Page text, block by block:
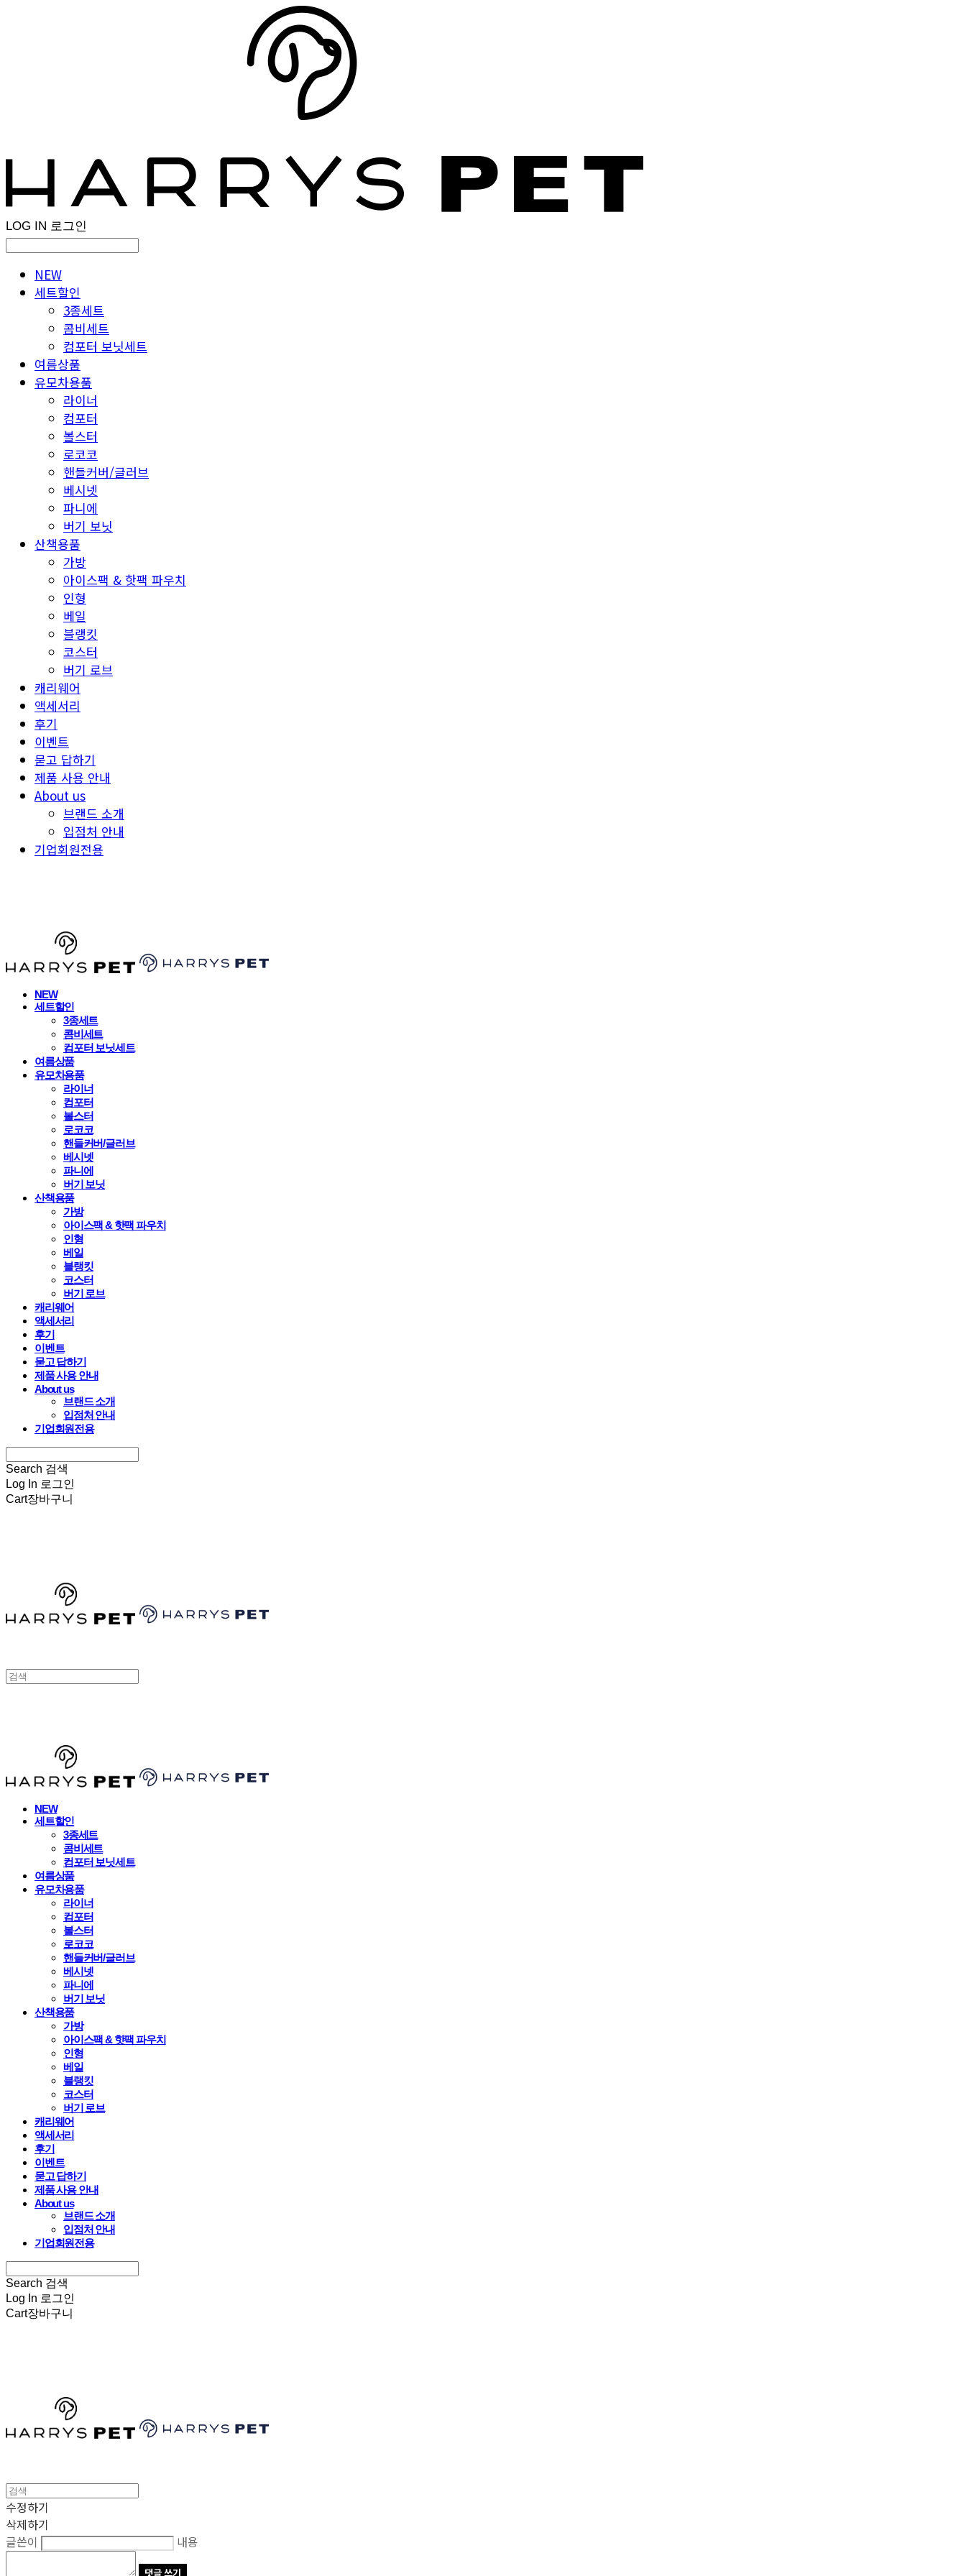
LOG IN 로그인
NEW
세트할인
3종세트
콤비세트
컴포터 보닛세트
여름상품
유모차용품
라이너
컴포터
볼스터
로코코
핸들커버/글러브
베시넷
파니에
버기 보닛
산책용품
가방
아이스팩 & 핫팩 파우치
인형
베일
블랭킷
코스터
버기 로브
캐리웨어
액세서리
후기
이벤트
묻고 답하기
제품 사용 안내
About us
브랜드 소개
입점처 안내
기업회원전용
NEW
세트할인
3종세트
콤비세트
컴포터 보닛세트
여름상품
유모차용품
라이너
컴포터
볼스터
로코코
핸들커버/글러브
베시넷
파니에
버기 보닛
산책용품
가방
아이스팩 & 핫팩 파우치
인형
베일
블랭킷
코스터
버기 로브
캐리웨어
액세서리
후기
이벤트
묻고 답하기
제품 사용 안내
About us
브랜드 소개
입점처 안내
기업회원전용
Search 검색
Log In 로그인
Cart장바구니
NEW
세트할인
3종세트
콤비세트
컴포터 보닛세트
여름상품
유모차용품
라이너
컴포터
볼스터
로코코
핸들커버/글러브
베시넷
파니에
버기 보닛
산책용품
가방
아이스팩 & 핫팩 파우치
인형
베일
블랭킷
코스터
버기 로브
캐리웨어
액세서리
후기
이벤트
묻고 답하기
제품 사용 안내
About us
브랜드 소개
입점처 안내
기업회원전용
Search 검색
Log In 로그인
Cart장바구니
수정하기
삭제하기
글쓴이
내용
댓글 쓰기